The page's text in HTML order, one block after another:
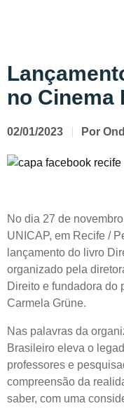
no Cinema
02/01/2023 Por
No dia 27 de
UNICAP, em Recife /
lançamento do livro
organizado pela
Direito e fundadora do
Carmela Grüne.
Nas palavras da
Brasileiro eleva o
professores e
compreensão da
saber, com uma